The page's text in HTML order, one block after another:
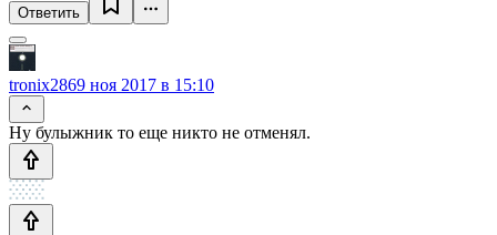
Ответить
tronix2869 ноя 2017 в 15:10
Ну булыжник то еще никто не отменял.